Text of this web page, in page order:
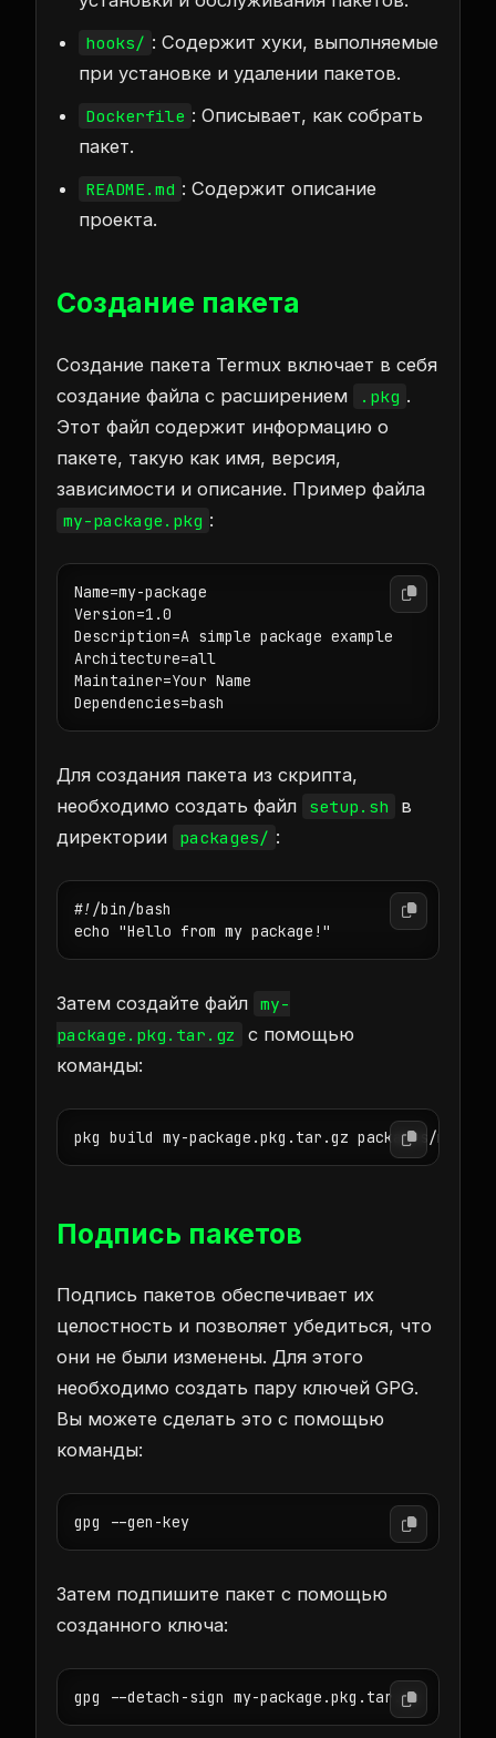
hooks/ : Содержит хуки, выполняемые
при установке и удалении пакетов.
Dockerfile : Описывает, как собрать
пакет.
README.md : Содержит описание
проекта.
Создание пакета
Создание пакета Termux включает в себя
создание файла с расширением
.pkg .
Этот файл содержит информацию о
пакете, такую как имя, версия,
зависимости и описание. Пример файла
my-package.pkg :
Name=my-package
Version=1.0
Description=A simple package example
Architecture=all
Maintainer=Your Name
Для создания пакета из скрипта,
необходимо создать файл
setup.sh
в
директории
packages/ :
#!/bin/bash
Затем создайте файл my-
package.pkg.tar.gz
с помощью
команды:
Подпись пакетов
Подпись пакетов обеспечивает их
целостность и позволяет убедиться, что
они не были изменены. Для этого
необходимо создать пару ключей GPG.
Вы можете сделать это с помощью
команды:
Затем подпишите пакет с помощью
созданного ключа: